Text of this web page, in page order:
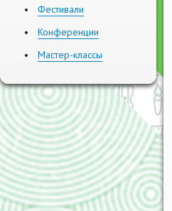
Фестивали
Конференции
Мастер-классы